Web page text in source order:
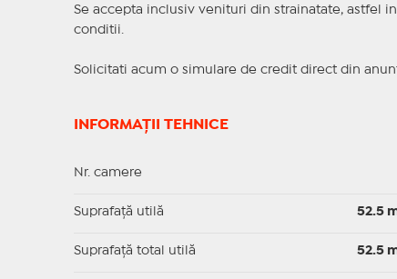
Se accepta inclusiv venituri din strainatate, astfel
conditii.
Solicitati acum o simulare de credit direct din
INFORMAȚII TEHNICE
Nr. camere
Suprafaţă utilă 52.5
Suprafaţă total utilă 52.5